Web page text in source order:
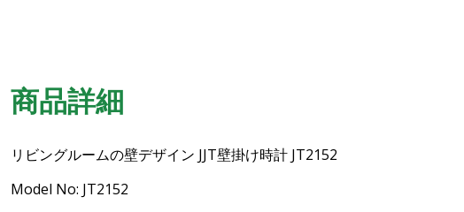
商品詳細
リビングルームの壁デザイン JJT壁掛け時計 JT2152
Model No: JT2152